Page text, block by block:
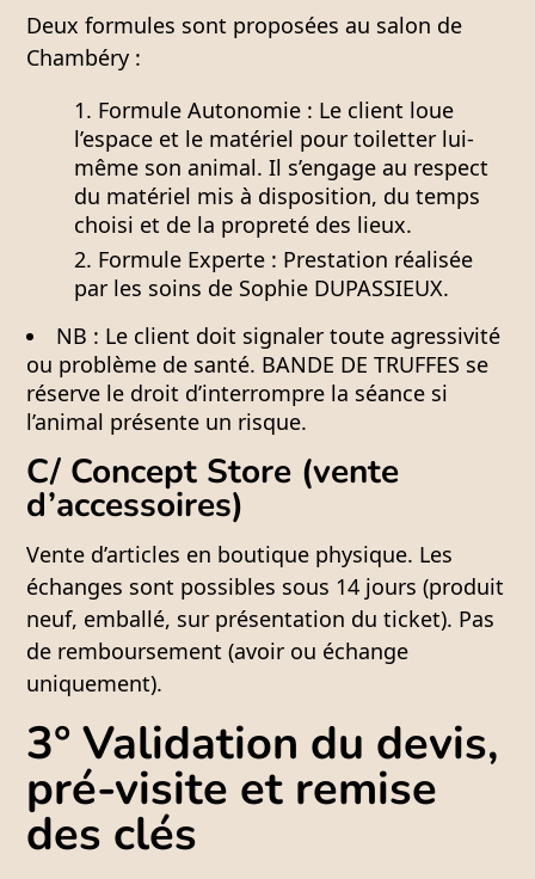
Deux formules sont proposées au salon de
Chambéry :
Formule Autonomie : Le client loue
l’espace et le matériel pour toiletter lui-
même son animal. Il s’engage au respect
du matériel mis à disposition, du temps
choisi et de la propreté des lieux.
Formule Experte : Prestation réalisée
par les soins de Sophie DUPASSIEUX.
NB : Le client doit signaler toute agressivité
ou problème de santé. BANDE DE TRUFFES se
réserve le droit d’interrompre la séance si
l’animal présente un risque.
C/ Concept Store (vente
d’accessoires)
Vente d’articles en boutique physique. Les
échanges sont possibles sous 14 jours (produit
neuf, emballé, sur présentation du ticket). Pas
de remboursement (avoir ou échange
uniquement).
3° Validation du devis,
pré-visite et remise
des clés